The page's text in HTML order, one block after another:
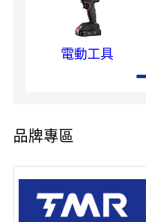
電動工具
品牌專區